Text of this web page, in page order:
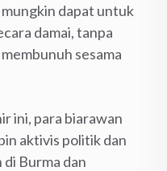
dapat untuk
damai, tanpa
sesama
ini, para biarawan
aktivis politik dan
di Burma dan